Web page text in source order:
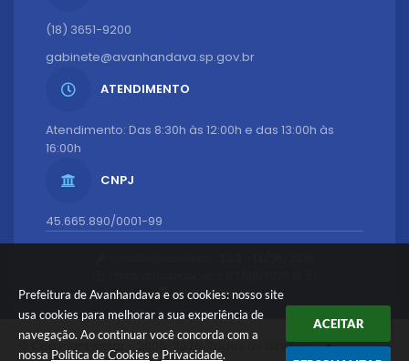
Prefeitura de Avanhandava e os cookies: nosso site
usa cookies para melhorar a sua experiência de
navegação. Ao continuar você concorda com a
nossa Política de Cookies e Privacidade.
ACEITAR
(18) 3651-9200
gabinete@avanhandava.sp.gov.br
ATENDIMENTO
Atendimento: Das 8:30h às 12:00h e das 13:00h às
16:00h
CNPJ
45.665.890/0001-99
Dados Abertos
© Copyright Instar - 2006-2026. Todos os direitos